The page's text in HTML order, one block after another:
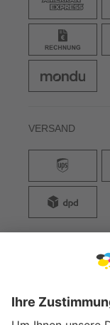
VERSAND
71522 Backnang
Tel.: +49 (0) 711